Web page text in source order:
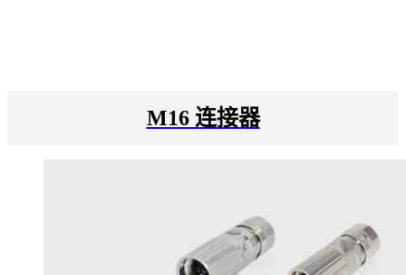
M16 连接器